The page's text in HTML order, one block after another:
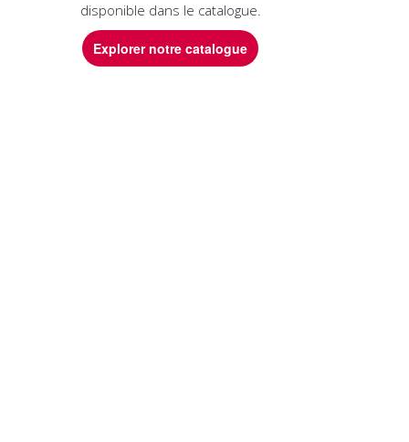
disponible dans le catalogue.
Explorer notre catalogue